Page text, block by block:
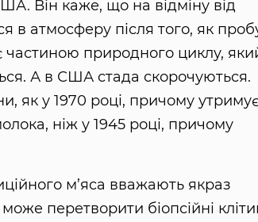
Він каже, що на відміну від
в атмосферу після того, як
частиною природного циклу,
А в США стада скорочуються.
як у 1970 році, причому
ніж у 1945 році, причому
м’яса вважають якраз
перетворити біопсійні